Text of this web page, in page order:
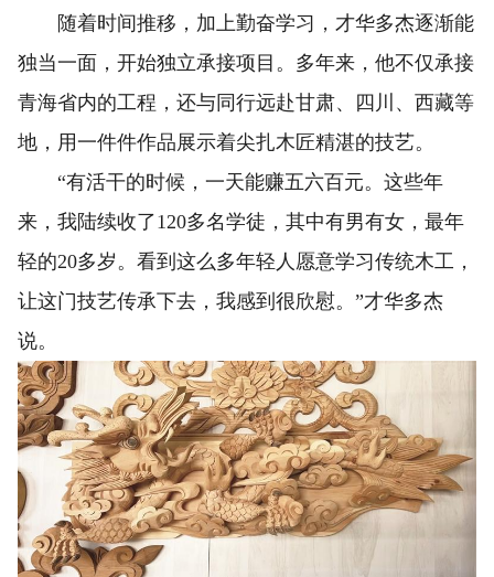
随着时间推移，加上勤奋学习，才华多杰逐渐能
独当一面，开始独立承接项目。多年来，他不仅承接
青海省内的工程，还与同行远赴甘肃、四川、西藏等
地，用一件件作品展示着尖扎木匠精湛的技艺。
“有活干的时候，一天能赚五六百元。这些年
来，我陆续收了120多名学徒，其中有男有女，最年
轻的20多岁。看到这么多年轻人愿意学习传统木工，
让这门技艺传承下去，我感到很欣慰。”才华多杰
说。